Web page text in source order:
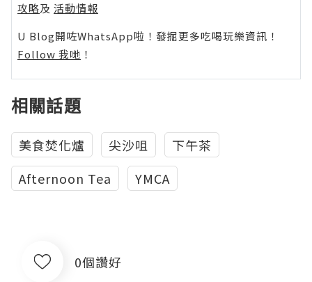
攻略及 活動情報
U Blog開咗WhatsApp啦！發掘更多吃喝玩樂資訊！
Follow 我哋 ！
相關話題
美食焚化爐 尖沙咀
下午茶
Afternoon Tea
YMCA
0個讚好